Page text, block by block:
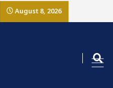
August 8, 2026